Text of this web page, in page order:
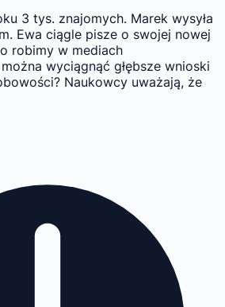
3 tys. znajomych. Marek wysyła
Ewa ciągle pisze o swojej nowej
robimy w mediach
wyciągnąć głębsze wnioski
Naukowcy uważają, że